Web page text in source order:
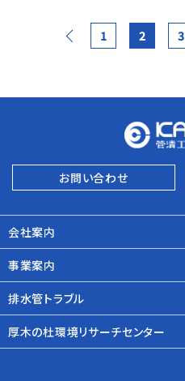
1 2 3
お問い合わせ
会社案内
事業案内
排水管トラブル
厚木の杜環境リサーチセンター